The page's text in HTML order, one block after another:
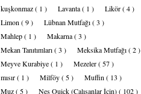
kuşkonmaz( 1 ) Lavanta( 1 ) Likör( 4 )
Limon ( 9 ) Lübnan Mutfağı( 3 )
Mahlep( 1 ) Makarna( 3 )
Mekan Tanıtımları( 3 ) Meksika Mutfağı( 2 )
Meyve Kurabiye( 1 ) Mezeler( 57 )
mısır( 1 ) Milföy( 5 ) Muffin ( 13 )
Muz( 5 ) Nes Ouick (Çalışanlar İçin)( 102 )